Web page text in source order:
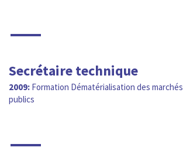
—
Secrétaire technique
2009: Formation Dématérialisation des marchés
publics
—